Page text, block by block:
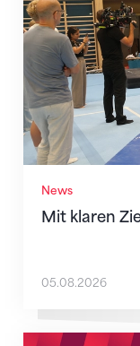
News
Mit klaren
05.08.2026